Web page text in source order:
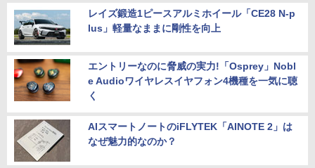
レイズ鍛造1ピースアルミホイール「CE28 N-p
lus」軽量なままに剛性を向上
エントリーなのに脅威の実力!「Osprey」Nobl
e Audioワイヤレスイヤフォン4機種を一気に聴
く
AIスマートノートのiFLYTEK「AINOTE 2」は
なぜ魅力的なのか？